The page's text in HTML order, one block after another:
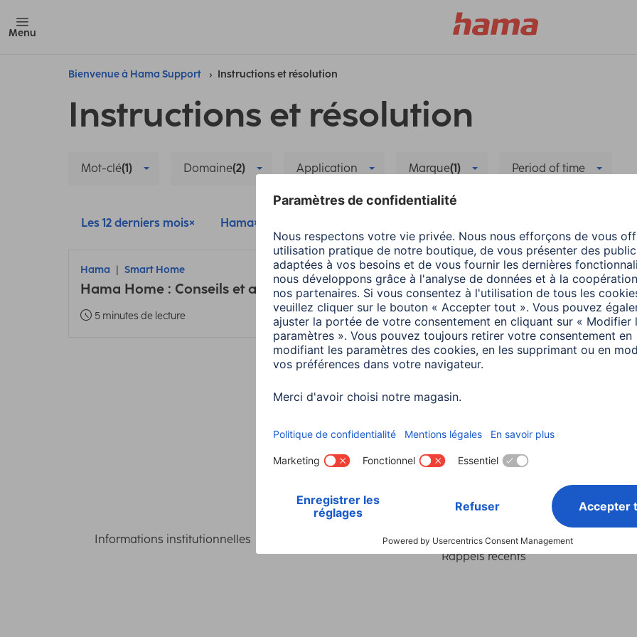
Menu
Bienvenue à Hama Support Instructions et résolution
Instructions et résolution
Mot-clé(1) Domaine(2) Application Marque(1) Period of time
Les 12 derniers mois Hama
Hama Smart Home
Hama Home : Conseils et astuces sur la nouvelle application
5 minutes de lecture
Choisissez un pays
Informations institutionnelles Confidentialité et Securité Conditions de garantie
Déclarations
Rappels récents